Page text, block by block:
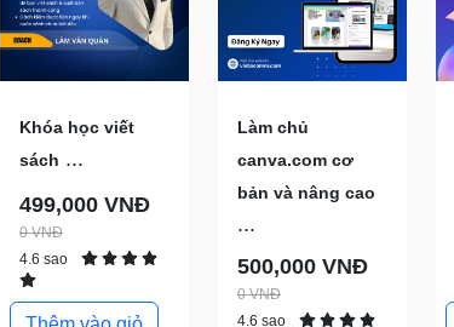
Khóa học viết
sách ...
499,000 VNĐ
0 VNĐ
4.6 sao
Làm chủ
canva.com cơ
bản và nâng cao
...
500,000 VNĐ
0 VNĐ
4.6 sao